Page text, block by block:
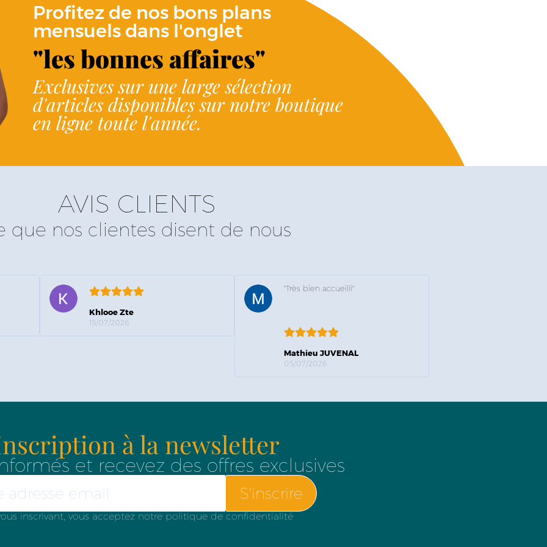
Profitez de nos bons plans
mensuels dans l'onglet
"les bonnes affaires"
Exclusives sur une large sélection
d'articles disponibles sur notre boutique
en ligne toute l'année.
AVIS CLIENTS
que nos clientes disent de nous
Khlooe Zte
15/07/2026
"Très bien accueilli"
Mathieu JUVENAL
05/07/2026
à la newsletter
et recevez des offres exclusives
S'inscrire
inscrivant, vous acceptez notre politique de confidentialité